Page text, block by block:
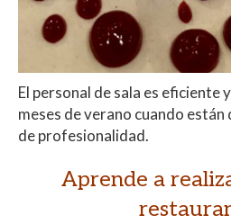
El personal de sala es eficiente
meses de verano cuando
de profesionalidad.
Aprende a